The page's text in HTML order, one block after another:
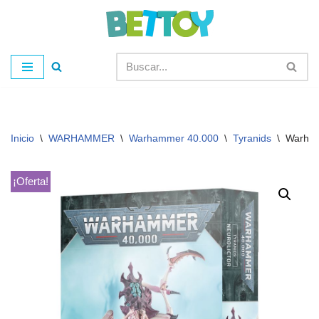
al
contenido
Inicio \ WARHAMMER \ Warhammer 40.000 \ Tyranids \
¡Oferta!